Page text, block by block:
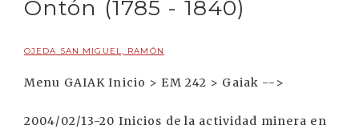
Ontón (1785 - 1840)
OJEDA SAN MIGUEL, RAMÓN
Menu GAIAK Inicio > EM 242 > Gaiak -->
2004/02/13-20 Inicios de la actividad minera en